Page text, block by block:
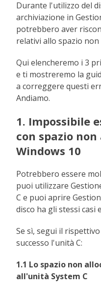
Durante l'utilizzo del
archiviazione in
potrebbero aver
relativi allo spazio non
Qui elencheremo i 3
e ti mostreremo la
a correggere questi
Andiamo.
1. Impossibile
con spazio
Windows 10
Potrebbero essere
puoi utilizzare
C e puoi aprire
disco ha gli stessi casi
Se sì, segui il
successo l'unità C:
1.1 Lo spazio non
all'unità System C